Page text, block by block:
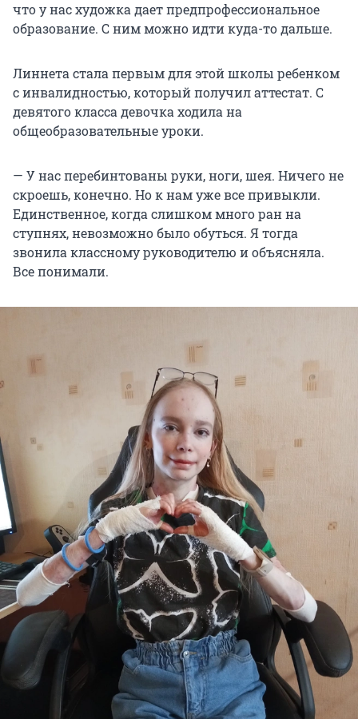
что у нас художка дает предпрофессиональное
образование. С ним можно идти куда-то дальше.
Линнета стала первым для этой школы ребенком
с инвалидностью, который получил аттестат. С
девятого класса девочка ходила на
общеобразовательные уроки.
— У нас перебинтованы руки, ноги, шея. Ничего не
скроешь, конечно. Но к нам уже все привыкли.
Единственное, когда слишком много ран на
ступнях, невозможно было обуться. Я тогда
звонила классному руководителю и объясняла.
Все понимали.